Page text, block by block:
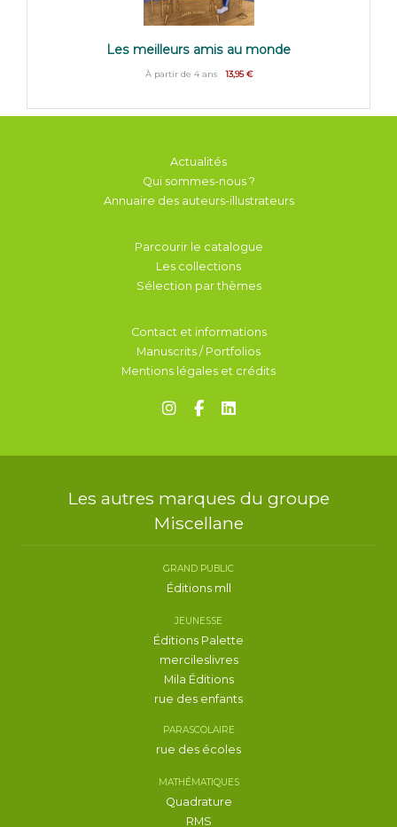
Les meilleurs amis au monde
À partir de 4 ans 13,95 €
Actualités
Qui sommes-nous ?
Annuaire des auteurs-illustrateurs
Parcourir le catalogue
Les collections
Sélection par thèmes
Contact et informations
Manuscrits / Portfolios
Mentions légales et crédits
Les autres marques du groupe
Miscellane
GRAND PUBLIC
Éditions mll
JEUNESSE
Éditions Palette
mercileslivres
Mila Éditions
rue des enfants
PARASCOLAIRE
rue des écoles
MATHÉMATIQUES
Quadrature
RMS